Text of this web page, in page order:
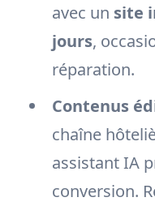
avec un site
jours,
réparation.
Contenus
chaîne
assistant IA
conversion.